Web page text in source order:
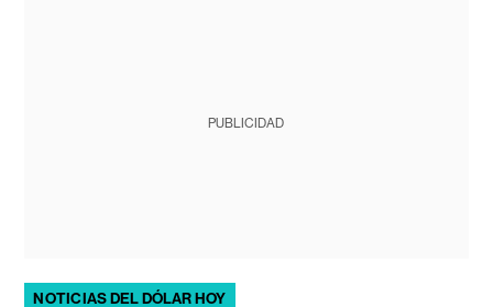
PUBLICIDAD
NOTICIAS DEL DÓLAR HOY